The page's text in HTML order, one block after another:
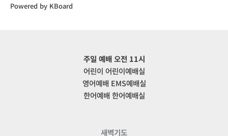
Powered by KBoard
주일 예배 오전 11시
어린이 어린이예배실
영어예배 EMS예배실
한어예배 한어예배실
새벽기도